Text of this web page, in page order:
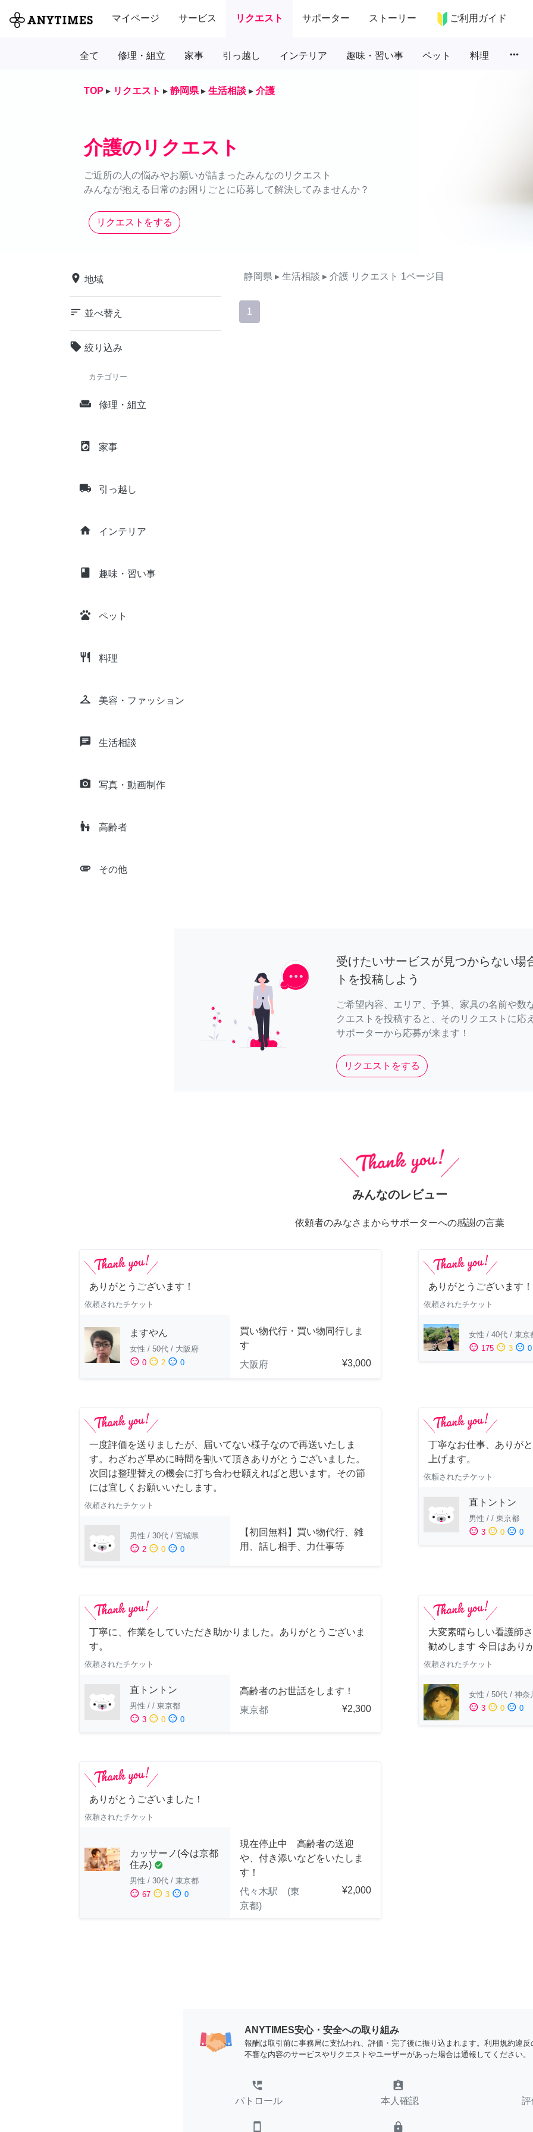
マイページ サービス リクエスト サポーター ストーリー ご利用ガイド
全て 修理・組立 家事 引っ越し インテリア 趣味・習い事 ペット 料理 more_horiz
TOP ▸ リクエスト ▸ 静岡県 ▸ 生活相談 ▸ 介護
介護のリクエスト
ご近所の人の悩みやお願いが詰まったみんなのリクエスト
みんなが抱える日常のお困りごとに応募して解決してみませんか？
リクエストをする
place 地域
sort 並べ替え
local_offer 絞り込み
カテゴリー
weekend 修理・組立
local_laundry_service 家事
local_shipping 引っ越し
home インテリア
class 趣味・習い事
pets ペット
restaurant 料理
checkroom 美容・ファッション
chat 生活相談
camera_alt 写真・動画制作
escalator_warning 高齢者
attachment その他
静岡県 ▸ 生活相談 ▸ 介護 リクエスト 1ページ目
1
受けたいサービスが見つからない場
トを投稿しよう
ご希望内容、エリア、予算、家具の名前や数
クエストを投稿すると、そのリクエストに応
サポーターから応募が来ます！
リクエストをする
みんなのレビュー
依頼者のみなさまからサポーターへの感謝の言葉
ありがとうございます！
依頼されたチケット
ますやん
女性 / 50代 / 大阪府
sentiment_satisfied 0 sentiment_neutral 2 sentiment_dissatisfied 0
買い物代行・買い物同行しま
す
大阪府
¥3,000
ありがとうございます！
依頼されたチケット
女性 / 40代 / 東京
sentiment_satisfied 175 sentiment_neutral 3 sentiment_dissatisfied 0
一度評価を送りましたが、届いてない様子なので再送いたしま
す。わざわざ早めに時間を割いて頂きありがとうございました。
次回は整理替えの機会に打ち合わせ願えればと思います。その節
には宜しくお願いいたします。
依頼されたチケット
男性 / 30代 / 宮城県
sentiment_satisfied 2 sentiment_neutral 0 sentiment_dissatisfied 0
【初回無料】買い物代行、雑
用、話し相手、力仕事等
丁寧なお仕事、ありが
上げます。
依頼されたチケット
直トントン
男性 / / 東京都
sentiment_satisfied 3 sentiment_neutral 0 sentiment_dissatisfied 0
丁寧に、作業をしていただき助かりました。ありがとうございま
す。
依頼されたチケット
直トントン
男性 / / 東京都
sentiment_satisfied 3 sentiment_neutral 0 sentiment_dissatisfied 0
高齢者のお世話をします！
東京都
¥2,300
大変素晴らしい看護師
勧めします 今日はあり
依頼されたチケット
女性 / 50代 / 神奈
sentiment_satisfied 3 sentiment_neutral 0 sentiment_dissatisfied 0
ありがとうございました！
依頼されたチケット
カッサーノ(今は京都
住み) check_circle
男性 / 30代 / 東京都
sentiment_satisfied 67 sentiment_neutral 3 sentiment_dissatisfied 0
現在停止中 高齢者の送迎
や、付き添いなどをいたしま
す！
代々木駅 (東
京都)
¥2,000
ANYTIMES安心・安全への取り組み
報酬は取引前に事務局に支払われ、評価・完了後に振り込まれます。利用規約違反
不審な内容のサービスやリクエストやユーザーがあった場合は通報してください。
perm_phone_msg
パトロール
assignment_ind
本人確認
smartphone lock